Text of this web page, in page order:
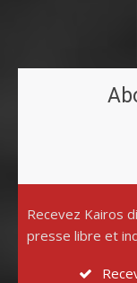
Recevez Kairos
presse libre et